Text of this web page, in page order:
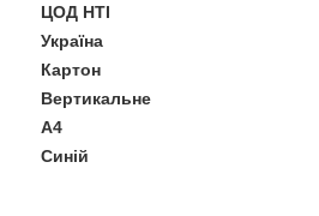
ЦОД НТІ
Україна
Картон
Вертикальне
A4
Синій